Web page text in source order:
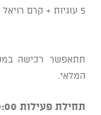
5 עוגיות + קרם רויאל אייסינג במגוון צבעים לזילוף
המלאי.
תחילת פעילות 10:00